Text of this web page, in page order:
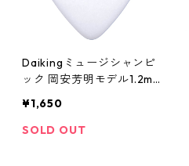
Daikingミュージシャンピ
ック 岡安芳明モデル1.2m
¥1,650
SOLD OUT